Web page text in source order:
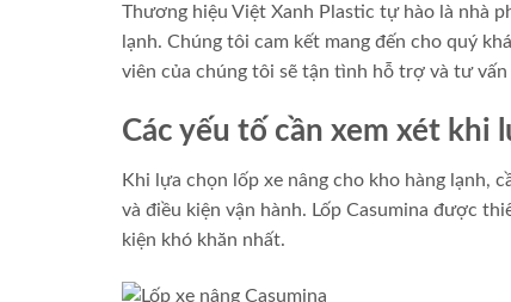
Thương hiệu Việt Xanh Plastic tự hào là nhà
lạnh. Chúng tôi cam kết mang đến cho quý
viên của chúng tôi sẽ tận tình hỗ trợ và tư
Các yếu tố cần xem xét khi
Khi lựa chọn lốp xe nâng cho kho hàng lạnh,
và điều kiện vận hành. Lốp Casumina được
kiện khó khăn nhất.